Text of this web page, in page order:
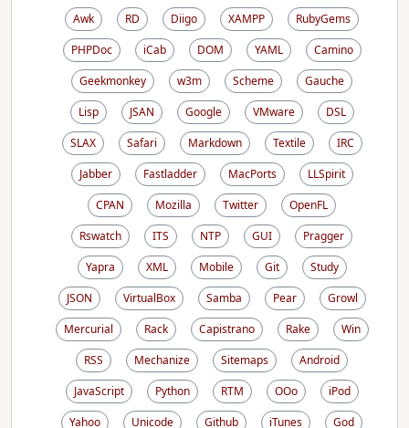
Awk
RD Diigo XAMPP
RubyGems
PHPDoc
iCab DOM YAML
Camino
Geekmonkey
w3m Scheme
Gauche
Lisp
JSAN Google VMware
DSL
SLAX
Safari Markdown Textile
IRC
Jabber
Fastladder MacPorts
LLSpirit
CPAN
Mozilla Twitter
OpenFL
Rswatch
ITS NTP GUI
Pragger
Yapra
XML Mobile Git
Study
JSON
VirtualBox Samba Pear
Growl
Mercurial
Rack Capistrano Rake
Win
RSS
Mechanize Sitemaps
Android
JavaScript
Python RTM OOo
iPod
Yahoo
Unicode Github iTunes
God